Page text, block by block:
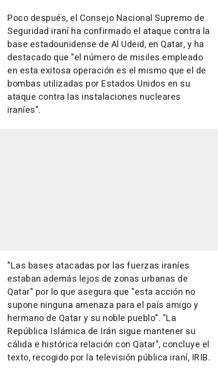
Poco después, el Consejo Nacional Supremo de
Seguridad iraní ha confirmado el ataque contra la
base estadounidense de Al Udeid, en Qatar, y ha
destacado que "el número de misiles empleado
en esta exitosa operación es el mismo que el de
bombas utilizadas por Estados Unidos en su
ataque contra las instalaciones nucleares
iraníes".
"Las bases atacadas por las fuerzas iraníes
estaban además lejos de zonas urbanas de
Qatar" por lo que asegura que "esta acción no
supone ninguna amenaza para el país amigo y
hermano de Qatar y su noble pueblo". "La
República Islámica de Irán sigue mantener su
cálida e histórica relación con Qatar", concluye el
texto, recogido por la televisión pública iraní, IRIB.